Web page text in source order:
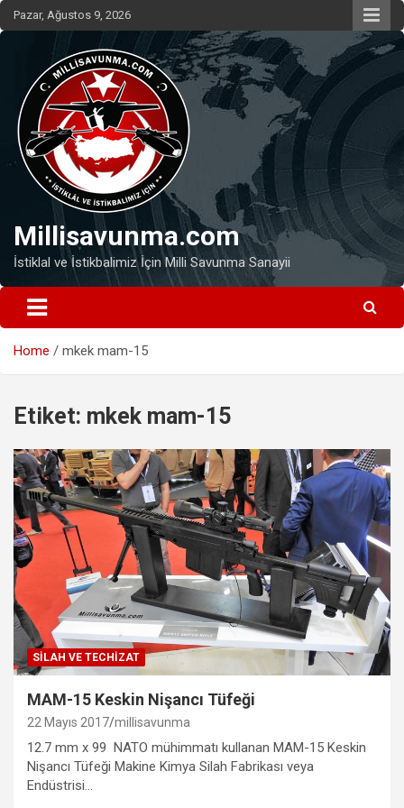
Skip
to
Pazar, Ağustos 9, 2026
Millisavunma.com
İstiklal ve İstikbalimiz İçin Milli Savunma Sanayii
Home mkek mam-15
Etiket: mkek mam-15
SILAH VE TECHIZAT
MAM-15 Keskin Nişancı Tüfeği
22 Mayıs 2017 millisavunma
12.7 mm x 99 NATO mühimmatı kullanan MAM-15 Keskin
Nişancı Tüfeği Makine Kimya Silah Fabrikası veya
Endüstrisi…